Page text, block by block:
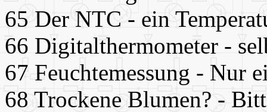
65 Der NTC - ein
66 Digitalthermometer -
67 Feuchtemessung - Nur
68 Trockene Blumen? -